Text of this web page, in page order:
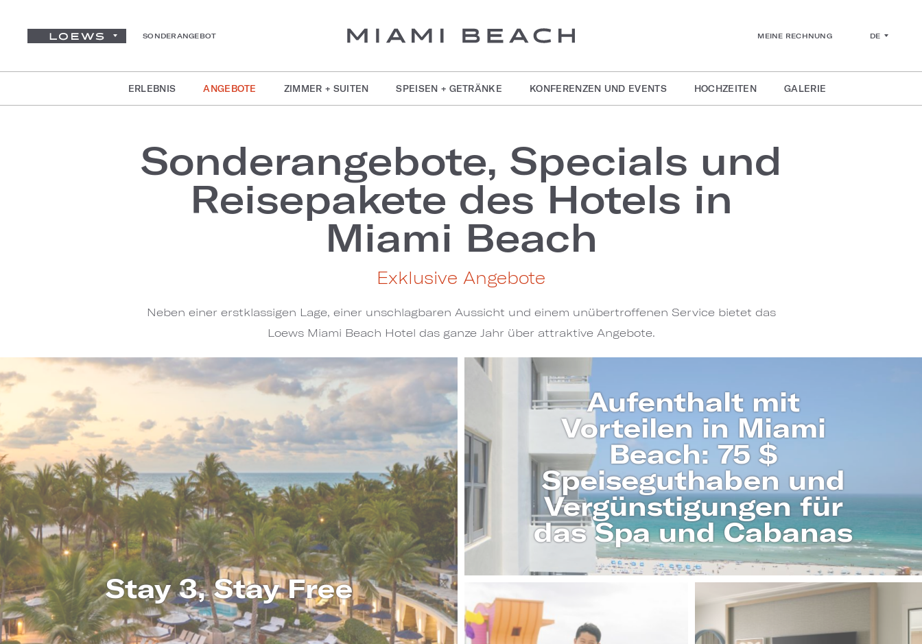
SONDERANGEBOT MEINE RECHNUNG DE
ERLEBNIS ANGEBOTE ZIMMER + SUITEN SPEISEN + GETRÄNKE KONFERENZEN UND EVENTS HOCHZEITEN GALERIE
Sonderangebote, Specials und
Reisepakete des Hotels in
Miami Beach
Exklusive Angebote
Neben einer erstklassigen Lage, einer unschlagbaren Aussicht und einem unübertroffenen Service bietet das
Loews Miami Beach Hotel das ganze Jahr über attraktive Angebote.
Stay 3, Stay Free
MEHR ERFAHREN
Aufenthalt mit
Vorteilen in Miami
Beach: 75 $
Speiseguthaben und
Vergünstigungen für
das Spa und Cabanas
MEHR ERFAHREN